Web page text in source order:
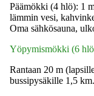
Päämökki (4 hlö): 1
lämmin vesi,
Oma sähkösauna,
Yöpymismökki (6
Rantaan 20 m
bussipysäkille 1,5 km.